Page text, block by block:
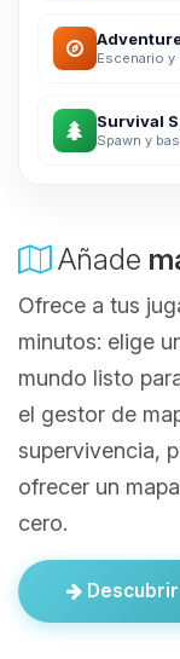
Escenario
Survival
Spawn y
Añade
Ofrece a tus
minutos: elige
mundo listo
el gestor de
supervivencia,
ofrecer un
cero.